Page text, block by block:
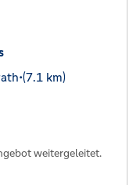
•(7.1 km)
weitergeleitet.